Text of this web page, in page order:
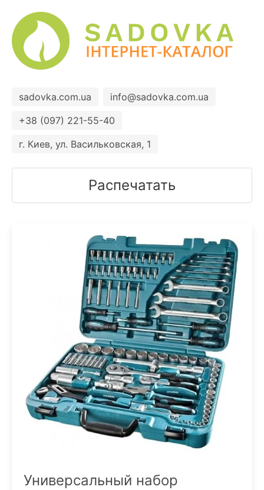
sadovka.com.ua
info@sadovka.com.ua
+38 (097) 221-55-40
г. Киев, ул. Васильковская, 1
Распечатать
Универсальный набор